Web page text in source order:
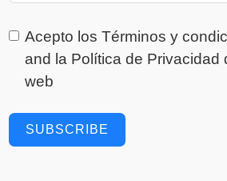
Acepto los Términos y
and la Política de Privacidad
web
SUBSCRIBE